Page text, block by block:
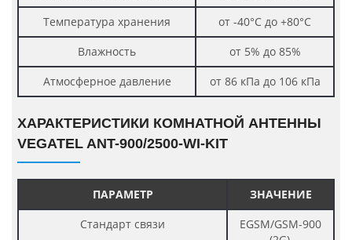
Температура хранения
от -40°C до +80°C
Влажность
от 5% до 85%
Атмосферное давление
от 86 кПа до 106 кПа
ХАРАКТЕРИСТИКИ КОМНАТНОЙ АНТЕННЫ
VEGATEL ANT-900/2500-WI-KIT
ПАРАМЕТР
ЗНАЧЕНИЕ
Стандарт связи
EGSM/GSM-900